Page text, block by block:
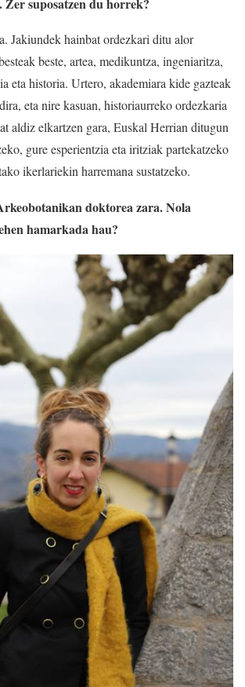
Jakiundek hainbat ordezkari ditu alor
beste, artea, medikuntza, ingeniaritza,
eta historia. Urtero, akademiara kide gazteak
eta nire kasuan, historiaurreko ordezkaria
aldiz elkartzen gara, Euskal Herrian ditugun
gure esperientzia eta iritziak partekatzeko
ikerlariekin harremana sustatzeko.
doktorea zara. Nola
hamarkada hau?